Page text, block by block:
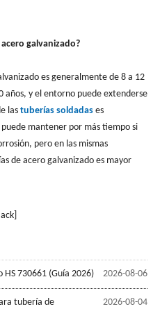
galvanizado?
es generalmente de 8 a 12
años, y el entorno puede extenderse
las tuberías soldadases
mantener por más tiempo si
pero en las mismas
de acero galvanizado es mayor
2026-08-06
730661 (Guía 2026)
2026-08-04
tubería de